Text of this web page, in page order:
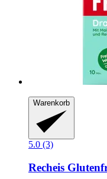
Warenkorb
5.0 (3)
Recheis